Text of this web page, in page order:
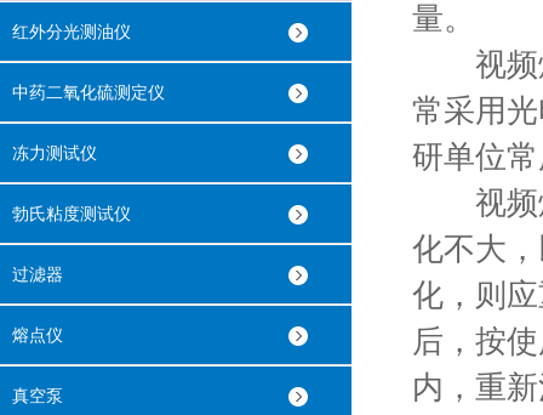
红外分光测油仪
中药二氧化硫测定仪
冻力测试仪
勃氏粘度测试仪
过滤器
熔点仪
真空泵
量。
视频熔
常采用
研单位
视频熔
化不大
化，则
后，按
内，重